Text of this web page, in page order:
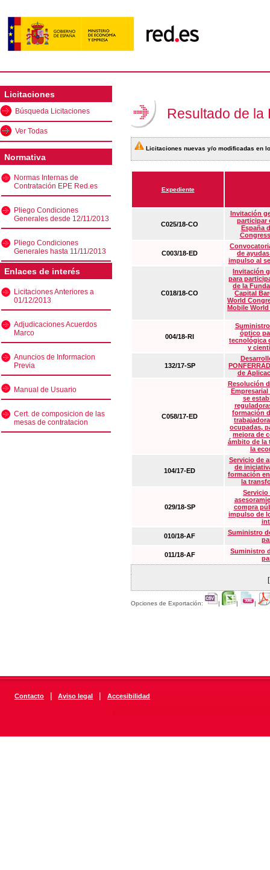
Licitaciones
Búsqueda Licitaciones
Ver Todas
Normativa
Normas Internas de
Contratación EPE Red.es
Pliego Condiciones
Generales desde 12/11/2013
Pliego Condiciones
Generales hasta 11/11/2013
Enlaces de interés
Licitaciones Anteriores a
01/12/2013
Adjudicaciones Acuerdos
Marco
Anuncios de Informacion
Previa
Manual de Usuario
Cert. de composicion de las
mesas de contratacion
Resultado de la
Licitaciones nuevas y/o modificadas en
Expediente
C025/18-CO
Invitación
participar
España
C003/18-ED
de
impulso al
C018/18-CO
Invitación
para
de la
Capital
World
Mobile
004/18-RI
óptico
tecnológica
y
132/17-SP
de
C058/17-ED
Resolución
Empresarial
se
formación
ocupadas,
mejora de
ámbito de la
la
104/17-ED
Servicio de
de
formación
la
029/18-SP
Servicio
compra
impulso de
010/18-AF
Suministro
011/18-AF
Suministro
Opciones de Exportación: | | |
Contacto | Aviso legal | Accesibilidad